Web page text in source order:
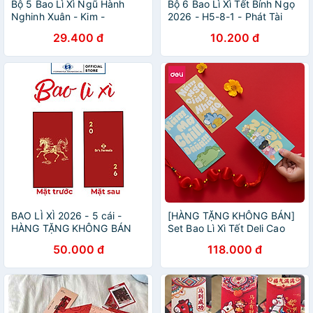
Bộ 5 Bao Lì Xì Ngũ Hành
Nghinh Xuân - Kim -
29.400 đ
Bộ 6 Bao Lì Xì Tết Bính Ngọ
2026 - H5-8-1 - Phát Tài
10.200 đ
BAO LÌ XÌ 2026 - 5 cái -
HÀNG TẶNG KHÔNG BÁN
50.000 đ
[HÀNG TẶNG KHÔNG BÁN]
Set Bao Lì Xì Tết Deli Cao
Couche Cán Mờ Thiết Kế Tết
Sáng Tạo, Trendy
118.000 đ